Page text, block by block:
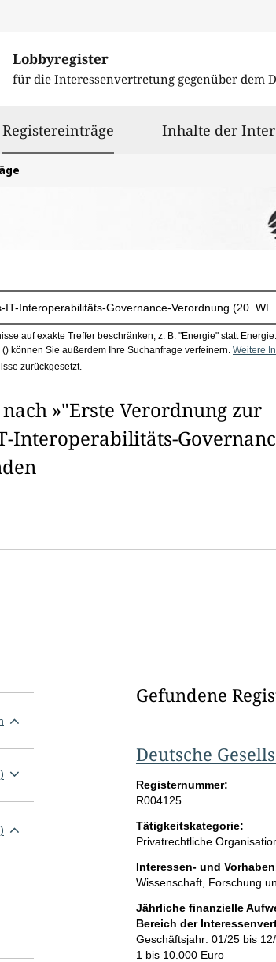
Lobbyregister
für die Interessenvertretung gegenüber dem
Registereinträge ausgewähltInhalte der
auf exakte Treffer beschränken, z. B. "Energie" statt Energie.
können Sie außerdem Ihre Suchanfrage verfeinern. Weitere
zurückgesetzt.
»"Erste Verordnung zur
Interoperabilitäts-
)
)
Gefundene
Deutsche
Registernummer:
R004125
Tätigkeitskategorie:
Privatrechtliche
Interessen- und
Wissenschaft, Forschung
Jährliche finanzielle
Bereich der
Geschäftsjahr: 01/25 bis
1 bis 10.000 Euro